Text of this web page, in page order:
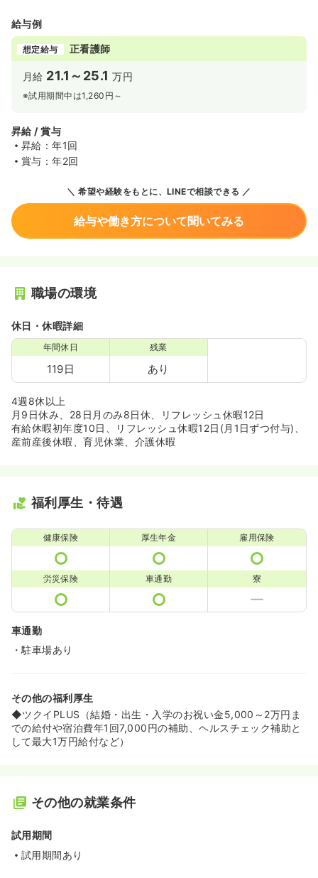
給与例
想定給与 正看護師
月給 21.1～25.1 万円
※試用期間中は1,260円～
昇給 / 賞与
昇給：年1回
賞与：年2回
希望や経験をもとに、LINEで相談できる
給与や働き方について聞いてみる
職場の環境
休日・休暇詳細
年間休日
119日
残業
あり
4週8休以上
月9日休み、28日月のみ8日休、リフレッシュ休暇12日
有給休暇初年度10日、リフレッシュ休暇12日(月1日ずつ付与)、
産前産後休暇、育児休業、介護休暇
福利厚生・待遇
健康保険 厚生年金 雇用保険
労災保険 車通勤 寮
車通勤
・駐車場あり
その他の福利厚生
◆ツクイPLUS（結婚・出生・入学のお祝い金5,000～2万円ま
での給付や宿泊費年1回7,000円の補助、ヘルスチェック補助と
して最大1万円給付など）
その他の就業条件
試用期間
試用期間あり